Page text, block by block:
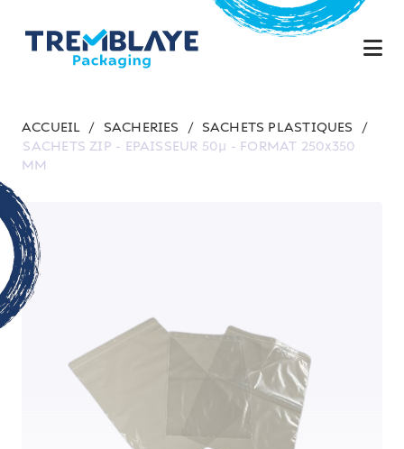
ACCUEIL / SACHERIES / SACHETS PLASTIQUES
/
SACHETS ZIP - EPAISSEUR 50µ - FORMAT 250x350
MM